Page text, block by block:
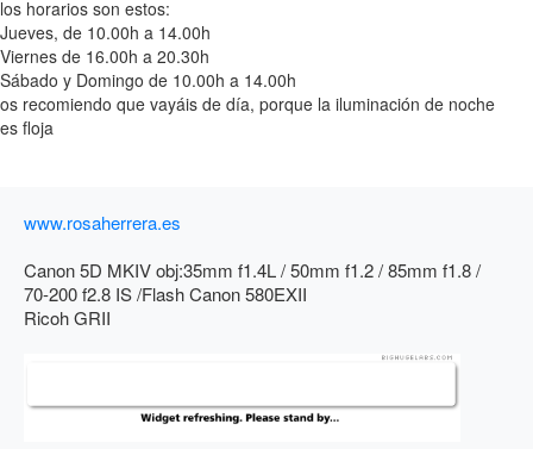
los horarios son estos:
Jueves, de 10.00h a 14.00h
Viernes de 16.00h a 20.30h
Sábado y Domingo de 10.00h a 14.00h
os recomiendo que vayáis de día, porque la iluminación de noche
es floja
www.rosaherrera.es
Canon 5D MKIV obj:35mm f1.4L / 50mm f1.2 / 85mm f1.8 /
70-200 f2.8 IS /Flash Canon 580EXII
Ricoh GRII